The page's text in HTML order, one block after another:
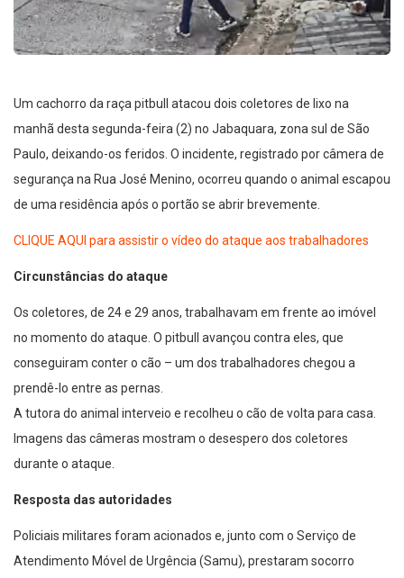
Um cachorro da raça pitbull atacou dois coletores de lixo na
manhã desta segunda-feira (2) no Jabaquara, zona sul de São
Paulo, deixando-os feridos. O incidente, registrado por câmera de
segurança na Rua José Menino, ocorreu quando o animal escapou
de uma residência após o portão se abrir brevemente.
CLIQUE AQUI para assistir o vídeo do ataque aos trabalhadores
Circunstâncias do ataque
Os coletores, de 24 e 29 anos, trabalhavam em frente ao imóvel
no momento do ataque. O pitbull avançou contra eles, que
conseguiram conter o cão – um dos trabalhadores chegou a
prendê-lo entre as pernas.
A tutora do animal interveio e recolheu o cão de volta para casa.
Imagens das câmeras mostram o desespero dos coletores
durante o ataque.
Resposta das autoridades
Policiais militares foram acionados e, junto com o Serviço de
Atendimento Móvel de Urgência (Samu), prestaram socorro